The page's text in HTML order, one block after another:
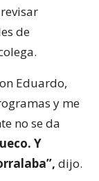
de
Eduardo,
y me
no se da
Y
dijo.